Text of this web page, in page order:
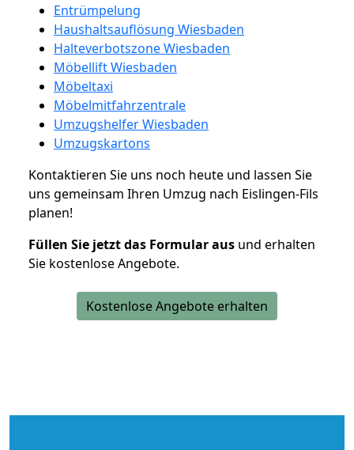
Entrümpelung
Haushaltsauflösung Wiesbaden
Halteverbotszone Wiesbaden
Möbellift Wiesbaden
Möbeltaxi
Möbelmitfahrzentrale
Umzugshelfer Wiesbaden
Umzugskartons
Kontaktieren Sie uns noch heute und lassen Sie
uns gemeinsam Ihren Umzug nach Eislingen-Fils
planen!
Füllen Sie jetzt das Formular aus und erhalten
Sie kostenlose Angebote.
Kostenlose Angebote erhalten